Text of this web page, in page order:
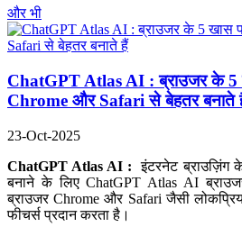
और भी
ChatGPT Atlas AI : ब्राउजर के 5
Chrome और Safari से बेहतर बनाते
23-Oct-2025
ChatGPT Atlas AI : इंटरनेट ब्राउज़िंग
बनाने के लिए ChatGPT Atlas AI
ब्राउजर Chrome और Safari जैसी
फीचर्स प्रदान करता है।